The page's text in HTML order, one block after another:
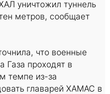
уничтожил туннель
метров, сообщает
что военные
Газа проходят в
темпе из-за
главарей ХАМАС в